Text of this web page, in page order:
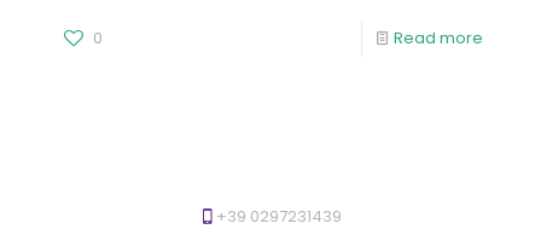
0 Read more
+39 0297231439